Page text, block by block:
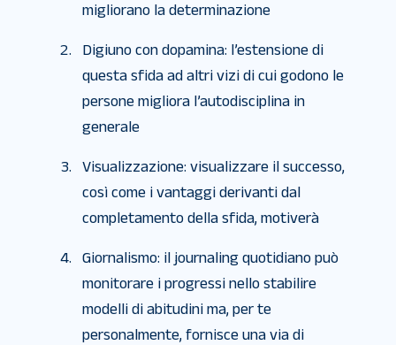
migliorano la determinazione
Digiuno con dopamina: l’estensione di
questa sfida ad altri vizi di cui godono le
persone migliora l’autodisciplina in
generale
Visualizzazione: visualizzare il successo,
così come i vantaggi derivanti dal
completamento della sfida, motiverà
Giornalismo: il journaling quotidiano può
monitorare i progressi nello stabilire
modelli di abitudini ma, per te
personalmente, fornisce una via di